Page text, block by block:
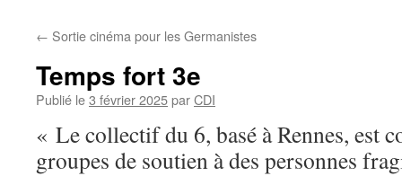
← Sortie cinéma pour les Germanistes
Temps fort 3e
Publié le3 février 2025parCDI
« Le collectif du 6, basé à Rennes, est
groupes de soutien à des personnes